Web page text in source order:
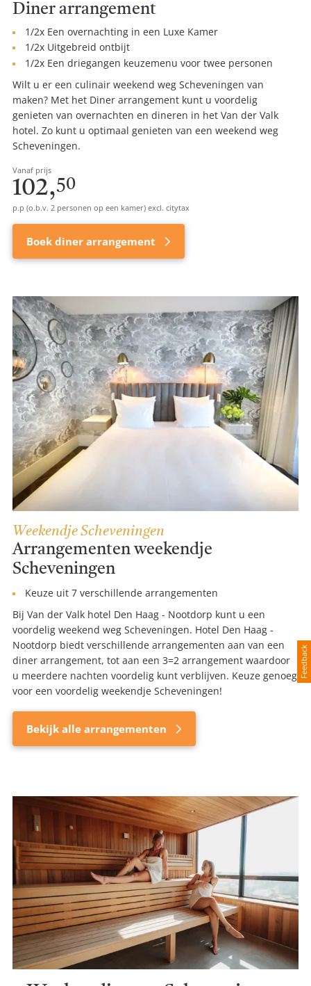
Diner arrangement
1/2x Een overnachting in een Luxe Kamer
1/2x Uitgebreid ontbijt
1/2x Een driegangen keuzemenu voor twee personen
Wilt u er een culinair weekend weg Scheveningen van
maken? Met het Diner arrangement kunt u voordelig
genieten van overnachten en dineren in het Van der Valk
hotel. Zo kunt u optimaal genieten van een weekend weg
Scheveningen.
Vanaf prijs
102,50
p.p (o.b.v. 2 personen op een kamer) excl. citytax
Boek diner arrangement
Weekendje Scheveningen
Arrangementen weekendje
Scheveningen
Keuze uit 7 verschillende arrangementen
Bij Van der Valk hotel Den Haag - Nootdorp kunt u een
voordelig weekend weg Scheveningen. Hotel Den Haag -
Nootdorp biedt verschillende arrangementen aan van een
diner arrangement, tot aan een 3=2 arrangement waardoor
u meerdere nachten voordelig kunt verblijven. Keuze genoeg
voor een voordelig weekendje Scheveningen!
Bekijk alle arrangementen
Feedback